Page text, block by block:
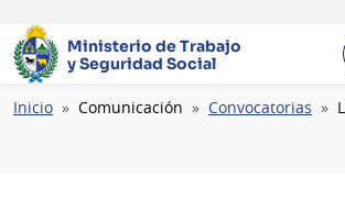
Ministerio de Trabajo
y Seguridad Social
Ruta
Inicio Comunicación Convocatorias